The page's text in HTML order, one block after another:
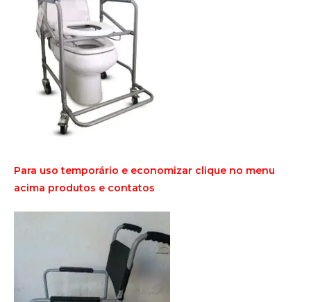
Para uso temporário e economizar clique no menu
acima produtos e contatos